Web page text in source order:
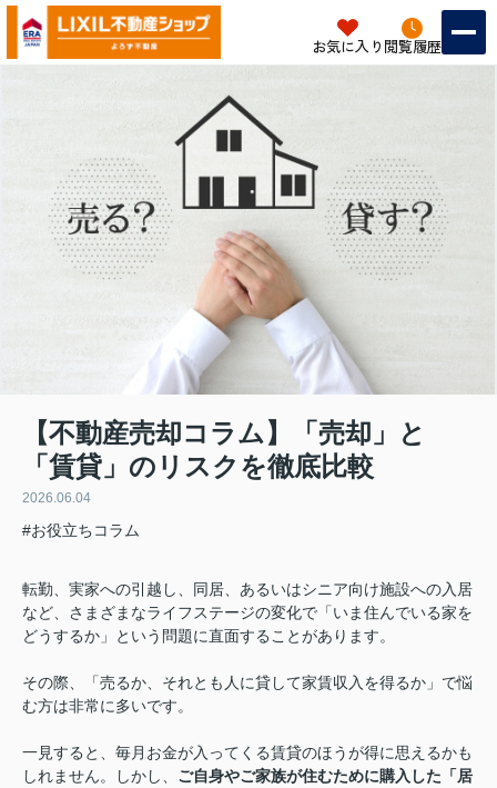
お気に入り 閲覧履歴
【不動産売却コラム】「売却」と
「賃貸」のリスクを徹底比較
2026.06.04
#お役立ちコラム
転勤、実家への引越し、同居、あるいはシニア向け施設への入居
など、さまざまなライフステージの変化で「いま住んでいる家を
どうするか」という問題に直面することがあります。
その際、「売るか、それとも人に貸して家賃収入を得るか」で悩
む方は非常に多いです。
一見すると、毎月お金が入ってくる賃貸のほうが得に思えるかも
しれません。しかし、 ご自身やご家族が住むために購入した「居